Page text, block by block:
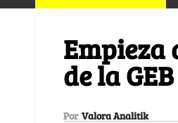
de la GEB
Por Valora Analitik